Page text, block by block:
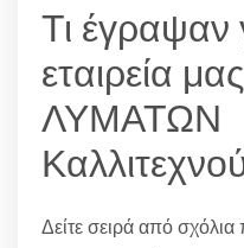
Τι έγραψαν
εταιρεία
ΛΥΜΑΤΩΝ
Δείτε σειρά από